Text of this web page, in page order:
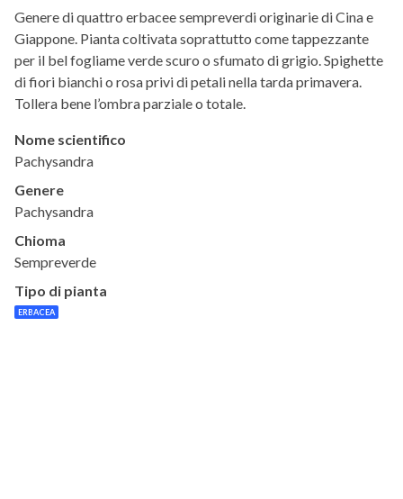
Genere di quattro erbacee sempreverdi originarie di Cina e
Giappone. Pianta coltivata soprattutto come tappezzante
per il bel fogliame verde scuro o sfumato di grigio. Spighette
di fiori bianchi o rosa privi di petali nella tarda primavera.
Tollera bene l’ombra parziale o totale.
Nome scientifico
Pachysandra
Genere
Pachysandra
Chioma
Sempreverde
Tipo di pianta
ERBACEA